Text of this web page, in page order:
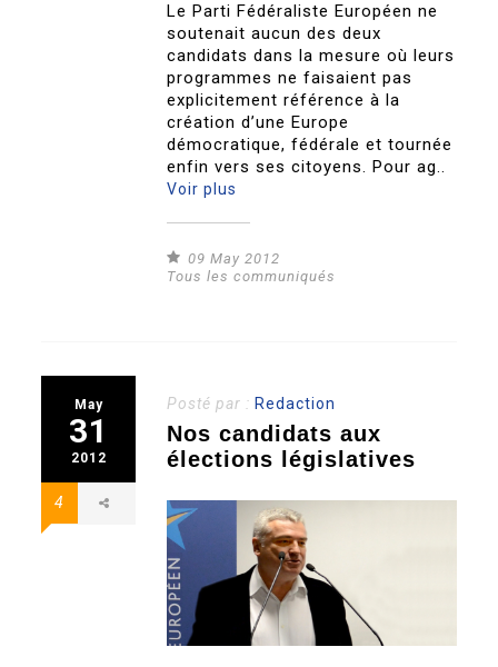
Le Parti Fédéraliste Européen ne
soutenait aucun des deux
candidats dans la mesure où leurs
programmes ne faisaient pas
explicitement référence à la
création d’une Europe
démocratique, fédérale et tournée
enfin vers ses citoyens. Pour ag..
Voir plus
09 May 2012
Tous les communiqués
May
31
2012
4
Posté par : Redaction
Nos candidats aux
élections législatives